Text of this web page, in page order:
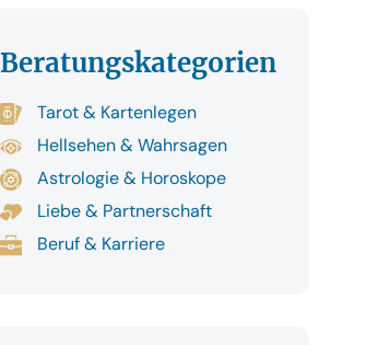
Beratungskategorien
Tarot & Kartenlegen
Hellsehen & Wahrsagen
Astrologie & Horoskope
Liebe & Partnerschaft
Beruf & Karriere